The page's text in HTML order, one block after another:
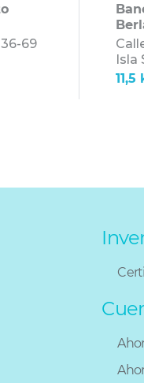
69
Isla
11,5